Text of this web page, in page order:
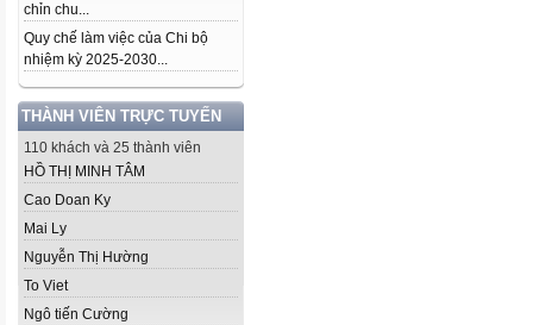
chỉn chu...
Quy chế làm việc của Chi bộ
nhiệm kỳ 2025-2030...
THÀNH VIÊN TRỰC TUYẾN
110 khách và 25 thành viên
HỒ THỊ MINH TÂM
Cao Doan Ky
Mai Ly
Nguyễn Thị Hường
To Viet
Ngô tiến Cường